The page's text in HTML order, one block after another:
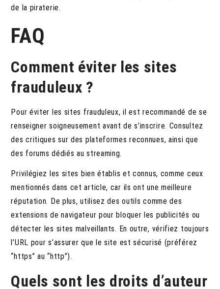
de la piraterie.
FAQ
Comment éviter les sites
frauduleux ?
Pour éviter les sites frauduleux, il est recommandé de se
renseigner soigneusement avant de s’inscrire. Consultez
des critiques sur des plateformes reconnues, ainsi que
des forums dédiés au streaming.
Privilégiez les sites bien établis et connus, comme ceux
mentionnés dans cet article, car ils ont une meilleure
réputation. De plus, utilisez des outils comme des
extensions de navigateur pour bloquer les publicités ou
détecter les sites malveillants. En outre, vérifiez toujours
l’URL pour s’assurer que le site est sécurisé (préférez
“https” au “http”).
Quels sont les droits d’auteur